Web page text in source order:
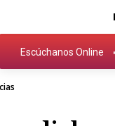
Escúchanos Online